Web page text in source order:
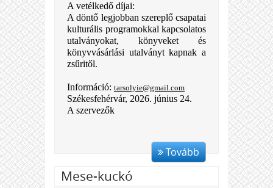
A vetélkedő díjai:
A döntő legjobban szereplő csapatai
kulturális programokkal kapcsolatos
utalványokat, könyveket és
könyvvásárlási utalványt kapnak a
zsűritől.
Információ: tarsolyie@gmail.com
Székesfehérvár, 2026. június 24.
A szervezők
Tovább
Mese-kuckó